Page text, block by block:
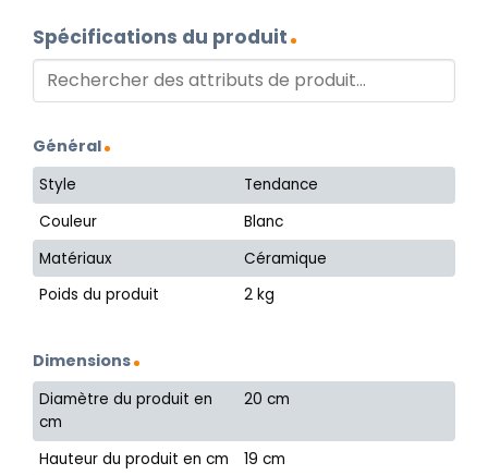
Spécifications du produit
Général
Style
Tendance
Couleur
Blanc
Matériaux
Céramique
Poids du produit
2 kg
Dimensions
Diamètre du produit en
cm
20 cm
Hauteur du produit en cm
19 cm